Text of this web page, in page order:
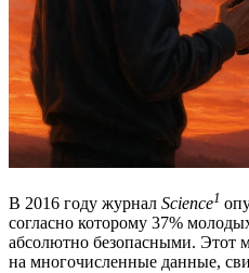
В 2016 году журнал Science1
согласно которому 37%
абсолютно безопасными. Этот
на многочисленные данные,